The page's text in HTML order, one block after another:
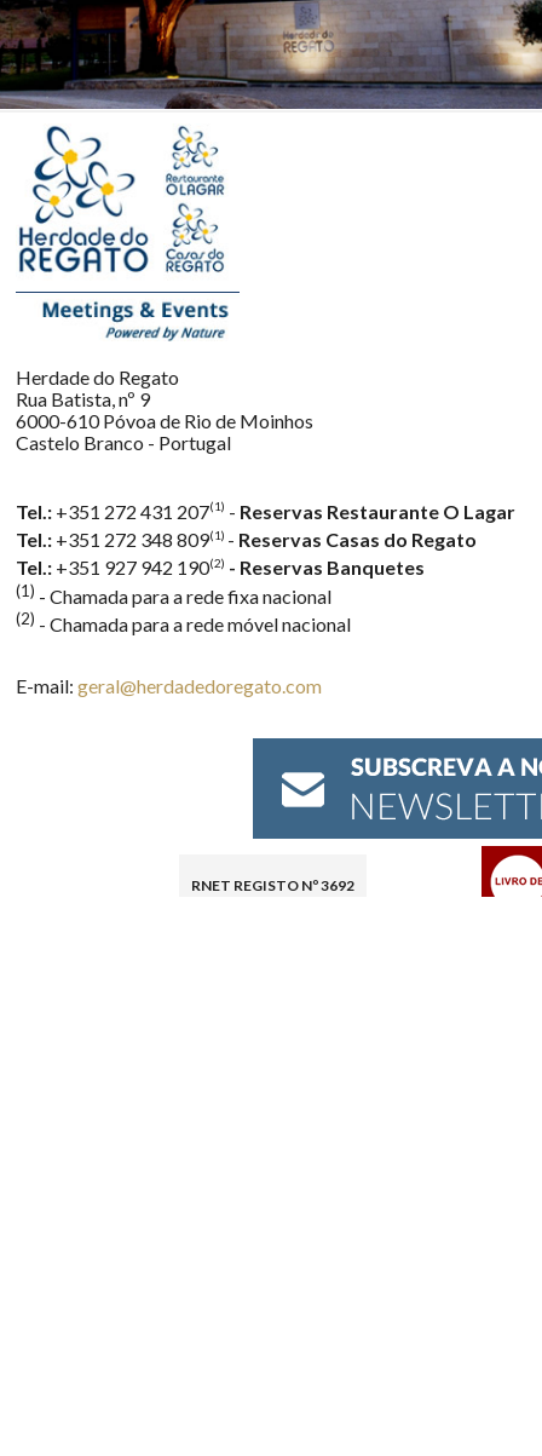
Herdade do Regato
Rua Batista, nº 9
6000-610 Póvoa de Rio de Moinhos
Castelo Branco - Portugal
Tel.: +351 272 431 207(1) - Reservas Restaurante O Lagar
Tel.: +351 272 348 809(1) - Reservas Casas do Regato
Tel.: +351 927 942 190(2) - Reservas Banquetes
(1) - Chamada para a rede fixa nacional
(2) - Chamada para a rede móvel nacional
E-mail:geral@herdadedoregato.com
RNET REGISTO Nº 3692